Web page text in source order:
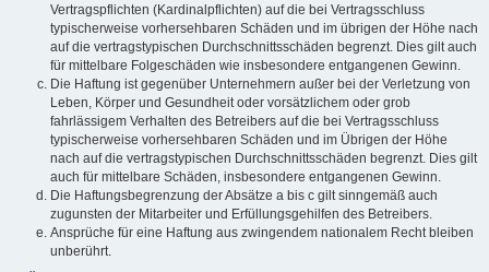
Vertragspflichten (Kardinalpflichten) auf die bei Vertragsschluss
typischerweise vorhersehbaren Schäden und im übrigen der Höhe nach
auf die vertragstypischen Durchschnittsschäden begrenzt. Dies gilt auch
für mittelbare Folgeschäden wie insbesondere entgangenen Gewinn.
Die Haftung ist gegenüber Unternehmern außer bei der Verletzung von
Leben, Körper und Gesundheit oder vorsätzlichem oder grob
fahrlässigem Verhalten des Betreibers auf die bei Vertragsschluss
typischerweise vorhersehbaren Schäden und im Übrigen der Höhe
nach auf die vertragstypischen Durchschnittsschäden begrenzt. Dies gilt
auch für mittelbare Schäden, insbesondere entgangenen Gewinn.
Die Haftungsbegrenzung der Absätze a bis c gilt sinngemäß auch
zugunsten der Mitarbeiter und Erfüllungsgehilfen des Betreibers.
Ansprüche für eine Haftung aus zwingendem nationalem Recht bleiben
unberührt.